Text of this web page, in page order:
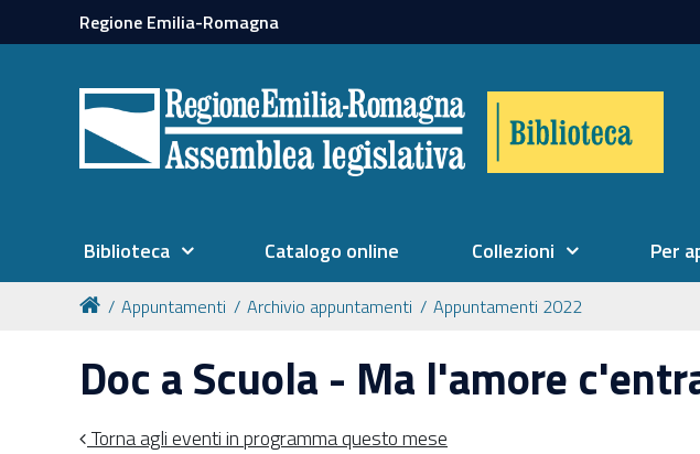
Regione Emilia-Romagna
Biblioteca Catalogo online Collezioni Per
Appuntamenti Archivio appuntamenti Appuntamenti 2022
Doc a Scuola - Ma l'amore
Torna agli eventi in programma questo mese